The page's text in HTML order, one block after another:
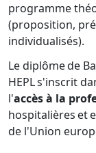
programme
(proposition,
individualisés).
Le diplôme de
HEPL s'inscrit
l'accès à la
hospitalières et
de l'Union